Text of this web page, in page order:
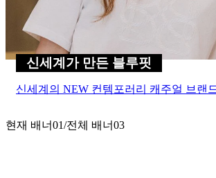
신세계가 만든 블루핏
신세계의 NEW 컨템포러리 캐주얼 브랜
현재 배너01/전체 배너03